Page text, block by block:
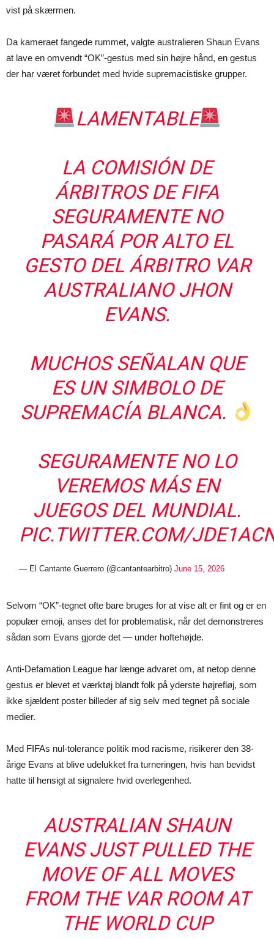
vist på skærmen.
Da kameraet fangede rummet, valgte australieren Shaun Evans
at lave en omvendt “OK”-gestus med sin højre hånd, en gestus
der har været forbundet med hvide supremacistiske grupper.
LAMENTABLE
LA COMISIÓN DE
ÁRBITROS DE FIFA
SEGURAMENTE NO
PASARÁ POR ALTO EL
GESTO DEL ÁRBITRO VAR
AUSTRALIANO JHON
EVANS.
MUCHOS SEÑALAN QUE
ES UN SIMBOLO DE
SUPREMACÍA BLANCA.
SEGURAMENTE NO LO
VEREMOS MÁS EN
JUEGOS DEL MUNDIAL.
PIC.TWITTER.COM/
— El Cantante Guerrero (@cantantearbitro)June 15, 2026
Selvom “OK”-tegnet ofte bare bruges for at vise alt er fint og er en
populær emoji, anses det for problematisk, når det demonstreres
sådan som Evans gjorde det — under hoftehøjde.
Anti-Defamation League har længe advaret om, at netop denne
gestus er blevet et værktøj blandt folk på yderste højrefløj, som
ikke sjældent poster billeder af sig selv med tegnet på sociale
medier.
Med FIFAs nul-tolerance politik mod racisme, risikerer den 38-
årige Evans at blive udelukket fra turneringen, hvis han bevidst
hatte til hensigt at signalere hvid overlegenhed.
AUSTRALIAN SHAUN
EVANS JUST PULLED THE
MOVE OF ALL MOVES
FROM THE VAR ROOM AT
THE WORLD CUP